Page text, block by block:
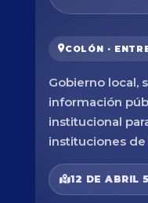
COLÓN ·
Gobierno local,
información
institucional
instituciones de
12 DE ABRIL